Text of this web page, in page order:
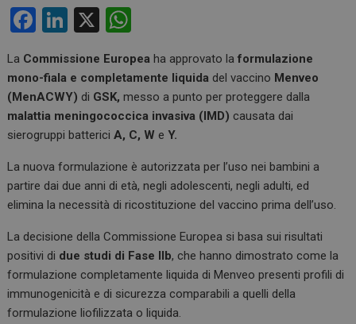
F
ce
b
o
o
k
Li
ke
dI
n
X
at
s
A
p
p
La Commissione Europea ha approvato laformulazione
mono-fiala e completamente liquida del vaccino Menveo
(MenACWY) di GSK, messo a punto per proteggere dalla
malattia meningococcica invasiva (IMD) causata dai
sierogruppi battericiA, C, We Y.
La nuova formulazione è autorizzata per l’uso nei bambini a
partire dai due anni di età, negli adolescenti, negli adulti, ed
elimina la necessità di ricostituzione del vaccino prima dell’uso.
La decisione della Commissione Europea si basa sui risultati
positivi di due studi di Fase IIb, che hanno dimostrato come la
formulazione completamente liquida di Menveo presenti profili di
immunogenicità e di sicurezza comparabili a quelli della
formulazione liofilizzata o liquida.